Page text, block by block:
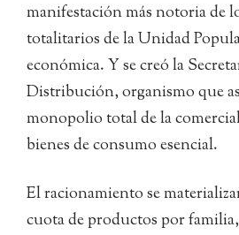
manifestación más notoria de
totalitarios de la Unidad
económica. Y se creó la
Distribución, organismo que
monopolio total de la
bienes de consumo esencial.
El racionamiento se
cuota de productos por familia,